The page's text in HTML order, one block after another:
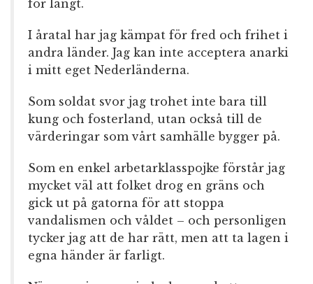
för långt.
I åratal har jag kämpat för fred och frihet i
andra länder. Jag kan inte acceptera anarki
i mitt eget Nederländerna.
Som soldat svor jag trohet inte bara till
kung och fosterland, utan också till de
värderingar som vårt samhälle bygger på.
Som en enkel arbetarklasspojke förstår jag
mycket väl att folket drog en gräns och
gick ut på gatorna för att stoppa
vandalismen och våldet – och personligen
tycker jag att de har rätt, men att ta lagen i
egna händer är farligt.